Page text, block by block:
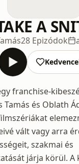
A
28 Epizódok
franchise-
Tamás és Oblath
vált vagy arra
szakmai és
járja körül.